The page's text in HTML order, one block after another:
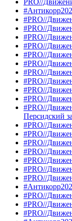
PRO//
#PRO//
#PRO//
#PRO//
#PRO//
#PRO//
#PRO//
#PRO//
#PRO//
#PRO//
#PRO//
#PRO//
Персидский
#PRO//
#PRO//
#PRO//
#PRO//
#PRO//
#PRO//
#PRO//
#PRO//
#PRO//
#PRO//